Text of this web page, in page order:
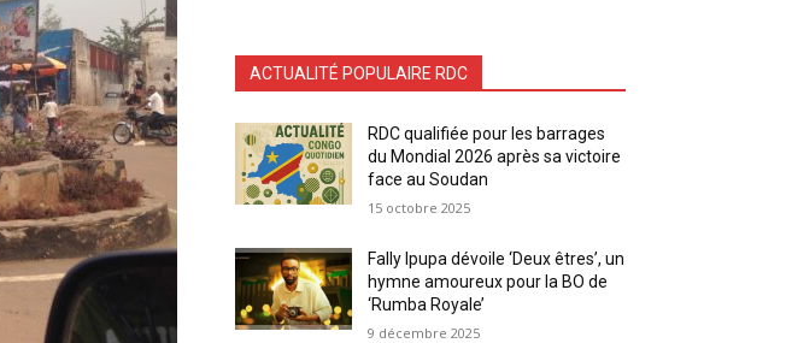
ACTUALITÉ POPULAIRE RDC
RDC qualifiée pour les barrages
du Mondial 2026 après sa victoire
face au Soudan
15 octobre 2025
Fally Ipupa dévoile ‘Deux êtres’, un
hymne amoureux pour la BO de
‘Rumba Royale’
9 décembre 2025